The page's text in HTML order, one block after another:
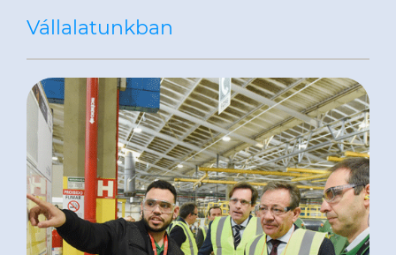
Vállalatunkban